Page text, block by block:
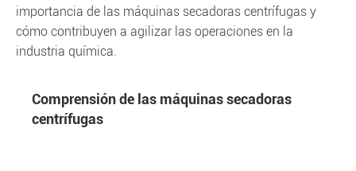
importancia de las máquinas secadoras centrífugas y
cómo contribuyen a agilizar las operaciones en la
industria química.
Comprensión de las máquinas secadoras
centrífugas